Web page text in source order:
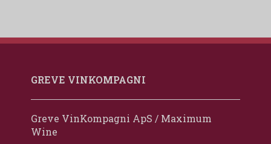
GREVE VINKOMPAGNI
Greve VinKompagni ApS / Maximum
Wine